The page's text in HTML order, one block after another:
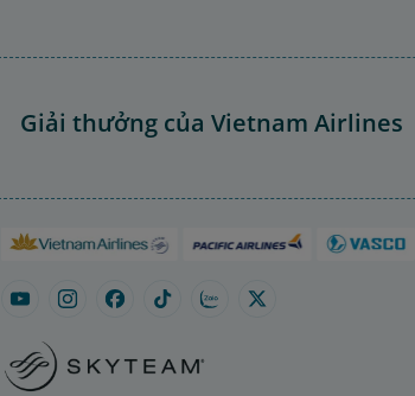
Giải thưởng của Vietnam Airlines